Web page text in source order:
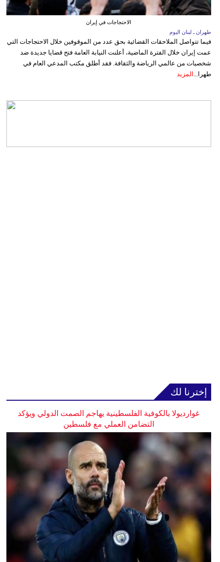
الاحتجاجات في إيران
طهران ـ لبنان اليوم
فيما تتواصل الملاحقات القضائية بحق عدد من الموقوفين خلال الاحتجاجات التي
عمت إيران خلال الفترة الماضية، أعلنت النيابة العامة فتح قضايا جديدة ضد
شخصيات من عالمي الرياضة والثقافة. فقد أطلق مكتب المدعي العام في
طهرا... المزيد
إخترنا لك
غوارديولا بالكوفية الفلسطينية يهاجم الصمت الدولي ويؤكد
التضامن العملي مع فلسطين